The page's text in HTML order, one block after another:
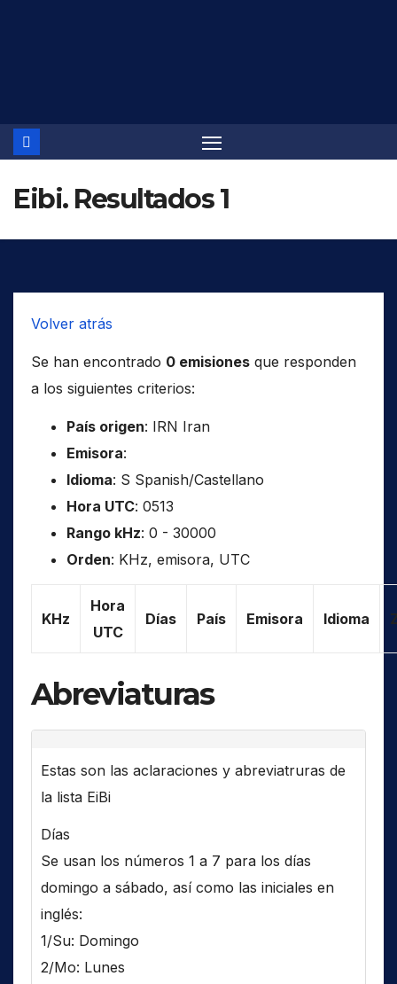
Eibi. Resultados 1
Volver atrás
Se han encontrado 0 emisiones que responden
a los siguientes criterios:
País origen: IRN Iran
Emisora:
Idioma: S Spanish/Castellano
Hora UTC: 0513
Rango kHz: 0 - 30000
Orden: KHz, emisora, UTC
KHz
Hora
UTC
Días País Emisora Idioma
Abreviaturas
Estas son las aclaraciones y abreviatruras de
la lista EiBi
Días
Se usan los números 1 a 7 para los días
domingo a sábado, así como las iniciales en
inglés:
1/Su: Domingo
2/Mo: Lunes